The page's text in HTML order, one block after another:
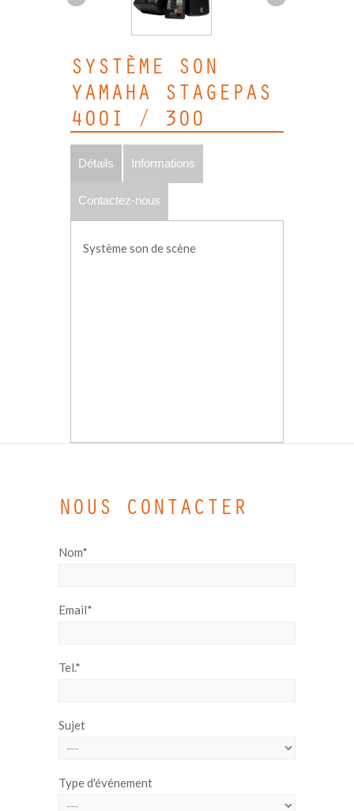
SYSTÈME SON
YAMAHA STAGEPAS
400I / 300
Détails Informations
Contactez-nous
Système son de scène
NOUS CONTACTER
Nom*
Email*
Tel.*
Sujet
Type d'événement